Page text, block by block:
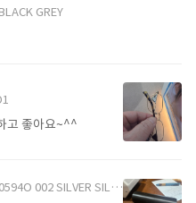
GREY
고 좋아요~^^
SILVER TRANSPARENT